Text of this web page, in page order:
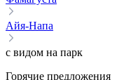
Айя-Напа
с видом на парк
Горячие предложения